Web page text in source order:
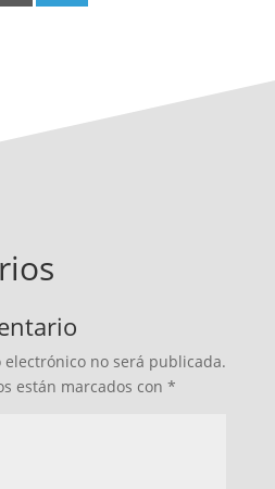
no será publicada.
están marcados con *